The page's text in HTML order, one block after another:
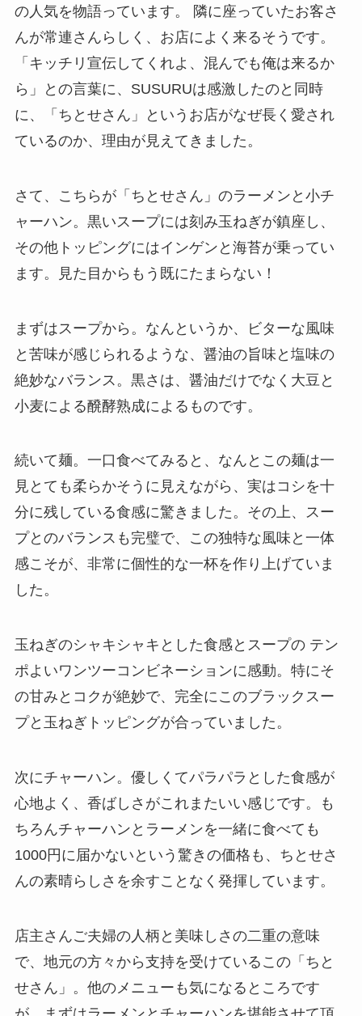
の人気を物語っています。 隣に座っていたお客さ
んが常連さんらしく、お店によく来るそうです。
「キッチリ宣伝してくれよ、混んでも俺は来るか
ら」との言葉に、SUSURUは感激したのと同時
に、「ちとせさん」というお店がなぜ長く愛され
ているのか、理由が見えてきました。
さて、こちらが「ちとせさん」のラーメンと小チ
ャーハン。黒いスープには刻み玉ねぎが鎮座し、
その他トッピングにはインゲンと海苔が乗ってい
ます。見た目からもう既にたまらない！
まずはスープから。なんというか、ビターな風味
と苦味が感じられるような、醤油の旨味と塩味の
絶妙なバランス。黒さは、醤油だけでなく大豆と
小麦による醗酵熟成によるものです。
続いて麺。一口食べてみると、なんとこの麺は一
見とても柔らかそうに見えながら、実はコシを十
分に残している食感に驚きました。その上、スー
プとのバランスも完璧で、この独特な風味と一体
感こそが、非常に個性的な一杯を作り上げていま
した。
玉ねぎのシャキシャキとした食感とスープの テン
ポよいワンツーコンビネーションに感動。特にそ
の甘みとコクが絶妙で、完全にこのブラックスー
プと玉ねぎトッピングが合っていました。
次にチャーハン。優しくてパラパラとした食感が
心地よく、香ばしさがこれまたいい感じです。も
ちろんチャーハンとラーメンを一緒に食べても
1000円に届かないという驚きの価格も、ちとせさ
んの素晴らしさを余すことなく発揮しています。
店主さんご夫婦の人柄と美味しさの二重の意味
で、地元の方々から支持を受けているこの「ちと
せさん」。他のメニューも気になるところです